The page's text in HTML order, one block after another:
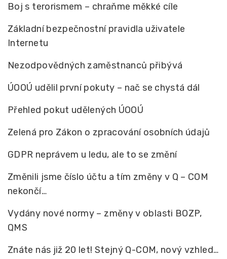
Boj s terorismem – chraňme měkké cíle
Základní bezpečnostní pravidla uživatele
Internetu
Nezodpovědných zaměstnanců přibývá
ÚOOÚ udělil první pokuty – nač se chystá dál
Přehled pokut udělených ÚOOÚ
Zelená pro Zákon o zpracování osobních údajů
GDPR neprávem u ledu, ale to se změní
Změnili jsme číslo účtu a tím změny v Q – COM
nekončí…
Vydány nové normy – změny v oblasti BOZP,
QMS
Znáte nás již 20 let! Stejný Q-COM, nový vzhled…